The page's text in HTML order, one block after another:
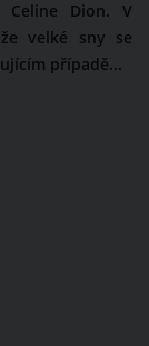
Dion. V
velké sny se
případě...